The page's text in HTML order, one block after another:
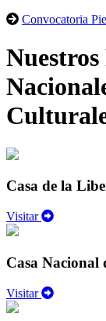
Convocatoria
Casa de la
Visitar
Casa Nacional
Visitar